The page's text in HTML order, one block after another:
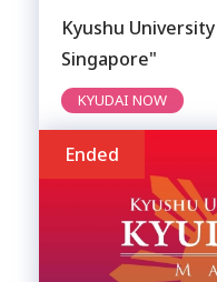
Kyushu
Singapore"
KYUDAI NOW
Ended